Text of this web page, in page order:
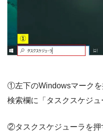
①左下のWindowsマークを
検索欄に「タスクスケジュ
②タスクスケジューラを押